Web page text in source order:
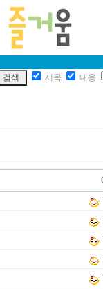
제목 내용